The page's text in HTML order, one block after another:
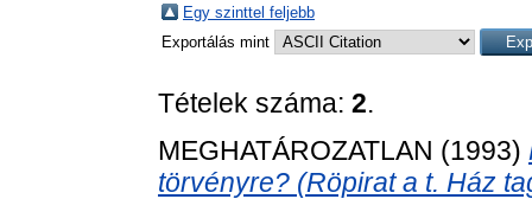
Egy szinttel feljebb
Exportálás mint
Tételek száma: 2.
MEGHATÁROZATLAN (1993)
törvényre? (Röpirat a t. Ház